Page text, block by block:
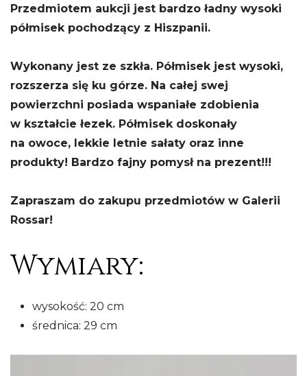
Przedmiotem aukcji jest bardzo ładny wysoki
półmisek pochodzący z Hiszpanii.
Wykonany jest ze szkła. Półmisek jest wysoki,
rozszerza się ku górze. Na całej swej
powierzchni posiada wspaniałe zdobienia
w kształcie łezek. Półmisek doskonały
na owoce, lekkie letnie sałaty oraz inne
produkty! Bardzo fajny pomysł na prezent!!!
Zapraszam do zakupu przedmiotów w Galerii
Rossar!
Wymiary:
wysokość: 20 cm
średnica: 29 cm